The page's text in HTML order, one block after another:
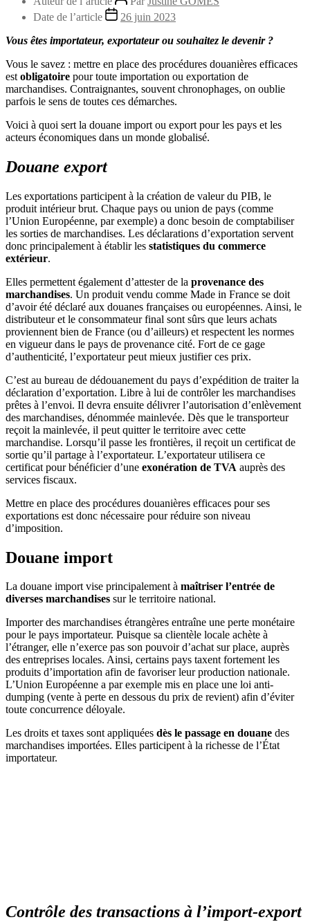
Date de l’article
26 juin 2023
Vous êtes importateur, exportateur ou souhaitez le devenir ?
Vous le savez : mettre en place des procédures douanières efficaces
est obligatoire pour toute importation ou exportation de
marchandises. Contraignantes, souvent chronophages, on oublie
parfois le sens de toutes ces démarches.
Voici à quoi sert la douane import ou export pour les pays et les
acteurs économiques dans un monde globalisé.
Douane export
Les exportations participent à la création de valeur du PIB, le
produit intérieur brut. Chaque pays ou union de pays (comme
l’Union Européenne, par exemple) a donc besoin de comptabiliser
les sorties de marchandises. Les déclarations d’exportation servent
donc principalement à établir les statistiques du commerce
extérieur.
Elles permettent également d’attester de la provenance des
marchandises. Un produit vendu comme Made in France se doit
d’avoir été déclaré aux douanes françaises ou européennes. Ainsi, le
distributeur et le consommateur final sont sûrs que leurs achats
proviennent bien de France (ou d’ailleurs) et respectent les normes
en vigueur dans le pays de provenance cité. Fort de ce gage
d’authenticité, l’exportateur peut mieux justifier ces prix.
C’est au bureau de dédouanement du pays d’expédition de traiter la
déclaration d’exportation. Libre à lui de contrôler les marchandises
prêtes à l’envoi. Il devra ensuite délivrer l’autorisation d’enlèvement
des marchandises, dénommée mainlevée. Dès que le transporteur
reçoit la mainlevée, il peut quitter le territoire avec cette
marchandise. Lorsqu’il passe les frontières, il reçoit un certificat de
sortie qu’il partage à l’exportateur. L’exportateur utilisera ce
certificat pour bénéficier d’une exonération de TVA auprès des
services fiscaux.
Mettre en place des procédures douanières efficaces pour ses
exportations est donc nécessaire pour réduire son niveau
d’imposition.
Douane import
La douane import vise principalement à maîtriser l’entrée de
diverses marchandises sur le territoire national.
Importer des marchandises étrangères entraîne une perte monétaire
pour le pays importateur. Puisque sa clientèle locale achète à
l’étranger, elle n’exerce pas son pouvoir d’achat sur place, auprès
des entreprises locales. Ainsi, certains pays taxent fortement les
produits d’importation afin de favoriser leur production nationale.
L’Union Européenne a par exemple mis en place une loi anti-
dumping (vente à perte en dessous du prix de revient) afin d’éviter
toute concurrence déloyale.
Les droits et taxes sont appliquées dès le passage en douane des
marchandises importées. Elles participent à la richesse de l’État
importateur.
Contrôle des transactions à l’import-export